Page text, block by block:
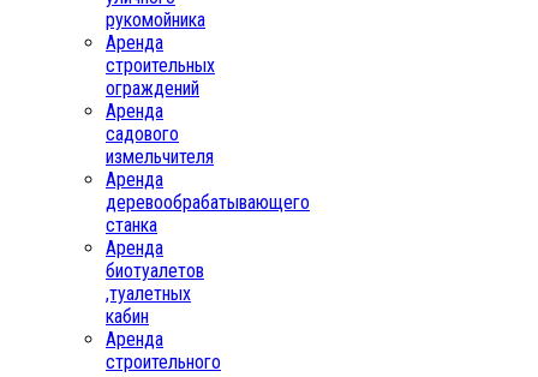
рукомойника
Аренда
строительных
ограждений
Аренда
садового
измельчителя
Аренда
деревообрабатывающего
станка
Аренда
биотуалетов
,туалетных
кабин
Аренда
строительного